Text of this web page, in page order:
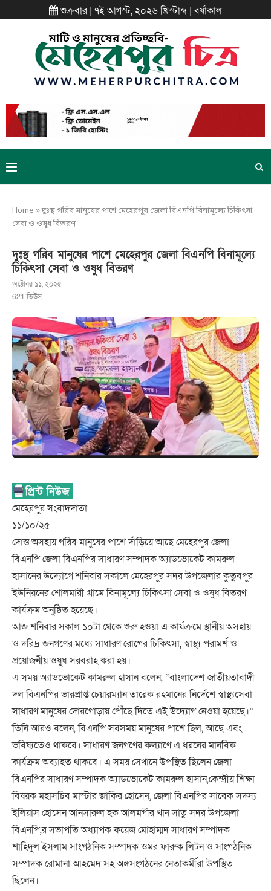
শুক্রবার | ৭ই আগস্ট, ২০২৬ খ্রিস্টাব্দ | বর্ষাকাল
Home »দুঃস্থ গরিব মানুষের পাশে মেহেরপুর জেলা বিএনপি বিনামূল্যে চিকিৎসা
সেবা ও ওষুধ বিতরণ
দুঃস্থ গরিব মানুষের পাশে মেহেরপুর জেলা বিএনপি বিনামূল্যে
চিকিৎসা সেবা ও ওষুধ বিতরণ
অক্টোবর ১১, ২০২৫
621 ভিউস
মেহেরপুর সংবাদদাতা
১১/১০/২৫
দোস্ত অসহায় গরিব মানুষের পাশে দাঁড়িয়ে আছে মেহেরপুর জেলা
বিএনপি জেলা বিএনপির সাধারণ সম্পাদক অ্যাডভোকেট কামরুল
হাসানের উদ্যোগে শনিবার সকালে মেহেরপুর সদর উপজেলার কুতুবপুর
ইউনিয়নের শোলমারী গ্রামে বিনামূল্যে চিকিৎসা সেবা ও ওষুধ বিতরণ
কার্যক্রম অনুষ্ঠিত হয়েছে।
আজ শনিবার সকাল ১০টা থেকে শুরু হওয়া এ কার্যক্রমে স্থানীয় অসহায়
ও দরিদ্র জনগণের মধ্যে সাধারণ রোগের চিকিৎসা, স্বাস্থ্য পরামর্শ ও
প্রয়োজনীয় ওষুধ সরবরাহ করা হয়।
এ সময় অ্যাডভোকেট কামরুল হাসান বলেন, “বাংলাদেশ জাতীয়তাবাদী
দল বিএনপির ভারপ্রাপ্ত চেয়ারম্যান তারেক রহমানের নির্দেশে স্বাস্থ্যসেবা
সাধারণ মানুষের দোরগোড়ায় পৌঁছে দিতে এই উদ্যোগ নেওয়া হয়েছে।”
তিনি আরও বলেন, বিএনপি সবসময় মানুষের পাশে ছিল, আছে এবং
ভবিষ্যতেও থাকবে। সাধারণ জনগণের কল্যাণে এ ধরনের মানবিক
কার্যক্রম অব্যাহত থাকবে। এ সময় সেখানে উপস্থিত ছিলেন জেলা
বিএনপির সাধারণ সম্পাদক অ্যাডভোকেট কামরুল হাসান,কেন্দ্রীয় শিক্ষা
বিষয়ক মহাসচিব মাস্টার জাকির হোসেন, জেলা বিএনপির সাবেক সদস্য
ইলিয়াস হোসেন আনসারুল হক আলমগীর খান সাতু সদর উপজেলা
বিএনপি,র সভাপতি অধ্যাপক ফয়েজ মোহাম্মদ সাধারণ সম্পাদক
শাহিদুল ইসলাম সাংগঠনিক সম্পাদক ওমর ফারুক লিটন ও সাংগঠনিক
সম্পাদক রোমানা আহমেদ সহ অঙ্গসংগঠনের নেতাকর্মীরা উপস্থিত
ছিলেন।